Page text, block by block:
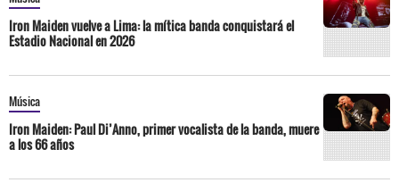
Iron Maiden vuelve a Lima: la mítica banda conquistará el
Estadio Nacional en 2026
Música
Iron Maiden: Paul Di’Anno, primer vocalista de la banda, muere
a los 66 años